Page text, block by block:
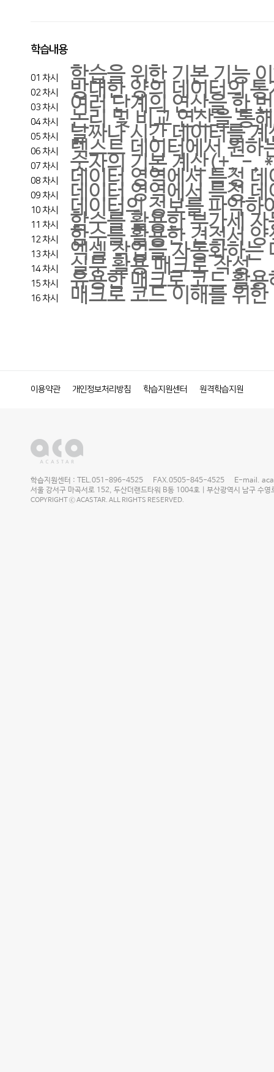
학습내용
01 차시 학습을 위한 기본 기능
02 차시 방대한 양의 데이터의
03 차시 여러 단계의 연산을 한
04 차시 논리 및 비교 연산을 통
05 차시 날짜나 시간 데이터를
06 차시 텍스트 데이터에서 원하
07 차시 숫자의 기본 계산(+, -,
08 차시 데이터 영역에서 특정
09 차시 데이터 영역에서 특정
10 차시 데이터의 정보를 파악하
11 차시 함수를 활용한 부가세
12 차시 함수를 활용한 견적서
13 차시 엑셀 작업을 자동화하
14 차시 실무 활용 매크로 작성
15 차시 유용한 매크로 코드 활용
16 차시 매크로 코드 이해를 위
이용약관 개인정보처리방침 학습지원센터 원격학습지원
학습지원센터 : TEL.051-896-4525 FAX.0505-845-4525 E-mail.
서울 강서구 마곡서로 152, 두산더랜드타워 B동 1004호 | 부산광역시 남구
COPYRIGHT ⓒ ACASTAR. ALL RIGHTS RESERVED.